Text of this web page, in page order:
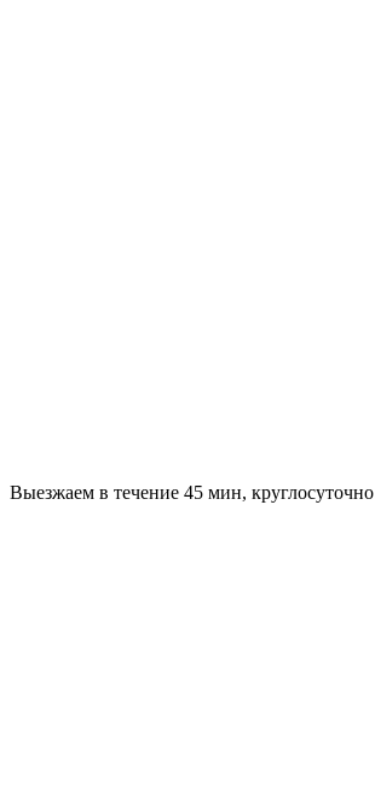
Выезжаем в течение 45 мин, круглосуточно